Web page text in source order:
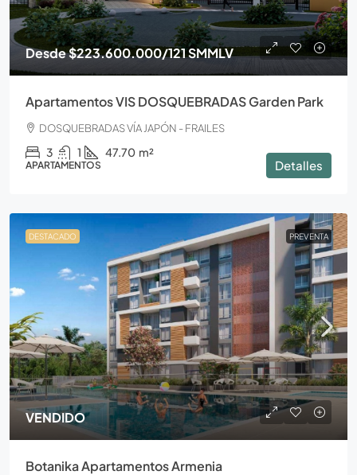
Desde$223.600.000/121 SMMLV
Apartamentos VIS DOSQUEBRADAS Garden Park
DOSQUEBRADAS VÍA JAPÓN - FRAILES
3 1 47.70 m²
APARTAMENTOS Detalles
DESTACADO PREVENTA
VENDIDO
Botanika Apartamentos Armenia